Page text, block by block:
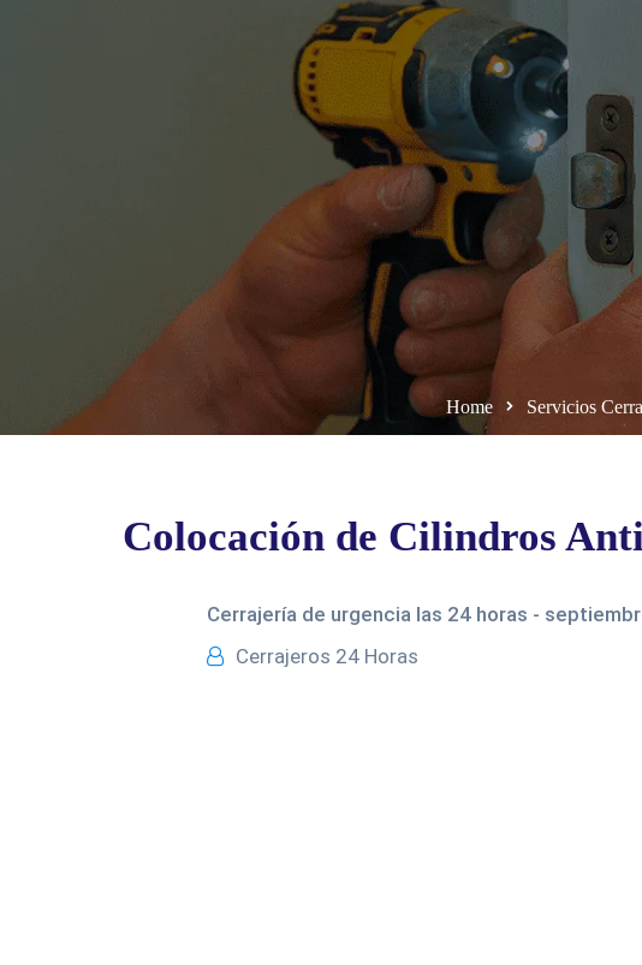
Home Servicios
Colocación de Cilindros
Cerrajería de urgencia las 24 horas -
Cerrajeros 24 Horas